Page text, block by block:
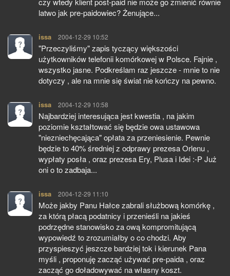
latwo jak pre-paidowiec? Żenujące...
issa pisze:
2004-12-29 10:52
"Przeczyliśmy" zapis tyczący większości
użytkowników telefonii komórkowej w Polsce. Fajnie ,
wszystko jasne. Podkreślam raz jeszcze - mnie to nie
dotyczy , ale na mnie się świat nie kończy na pewno.
issa pisze:
2004-12-29 10:58
Najbardziej interesująca jest kwestia , na jakim
poziomie kształtować się będzie owa ustawowa
"niezniechęcająca" opłata za przeniesienie. Pewnie
będzie to 40% średniej z odprawy prezesa Orlenu ,
wypłaty posła , oraz prezesa Ery, Plusa i Idei :-P Już
oni o to zadbaja...
issa pisze:
2004-12-29 11:10
Może jakby Panu Hałce zabrali służbową komórkę ,
za którą płacą podatnicy i przenieśli na jakieś
podrzędne stanowisko za ową kompromitującą
wypowiedź to zrozumiałby o co chodzi. Aby
przyspieszyć jeszcze bardziej tok i kierunek Pana
myśli , proponuję zacząć używać pre-paida , oraz
zacząć go doładowywać na własny koszt.